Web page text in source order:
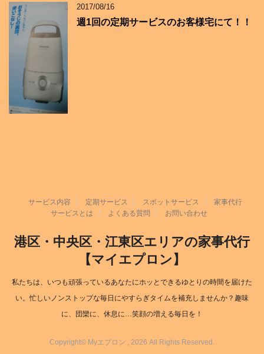
2017/08/16
週1回の定期サービスのお客様宅にて！！
サービス内容 定期サービス スポットサービス
家事代行
サービスとは
よくある質問 お問い合わせ
港区・中央区・江東区エリアの家事代行
【マイエプロン】
私たちは、いつも頑張っているあなたにホッとできるゆとりの時間を届けた
い。忙しいノンストップな毎日にやすらぎタイムを補充しませんか？趣味
に、団欒に、休息に…笑顔の増える毎日を！
Copyright© Myエプロン , 2026 All Rights Reserved.